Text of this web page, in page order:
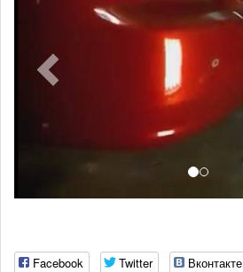
Facebook Twitter Вконтакте